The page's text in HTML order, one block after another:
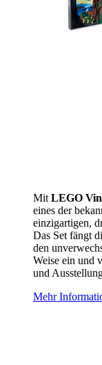
Mit LEGO
eines der
einzigartigen,
Das Set fängt
den
Weise ein und
und
Mehr